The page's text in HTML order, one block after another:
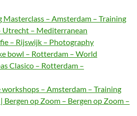
– Amsterdam – Training
Utrecht – Mediterranean
– Rijswijk – Photography
bowl – Rotterdam – World
Clasico – Rotterdam –
workshops – Amsterdam – Training
Bergen op Zoom – Bergen op Zoom –